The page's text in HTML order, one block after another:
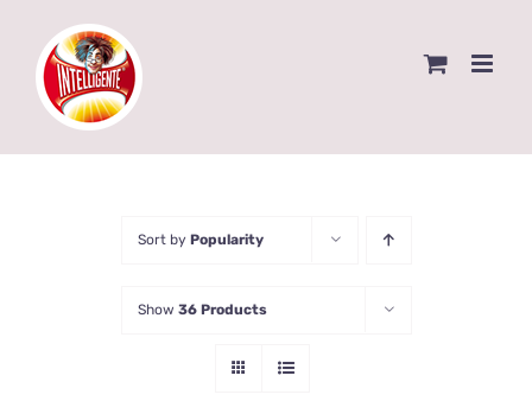
content
Sort by Popularity
Show 36 Products